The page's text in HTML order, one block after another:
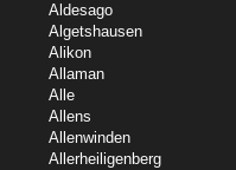
Aldesago
Algetshausen
Alikon
Allaman
Alle
Allens
Allenwinden
Allerheiligenberg